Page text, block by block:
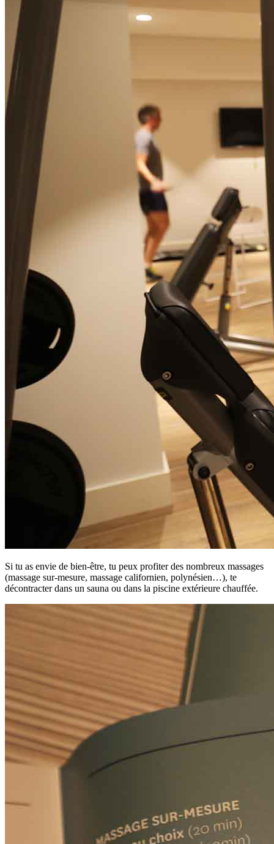
Si tu as envie de bien-être, tu peux profiter des nombreux massages
(massage sur-mesure, massage californien, polynésien…), te
décontracter dans un sauna ou dans la piscine extérieure chauffée.